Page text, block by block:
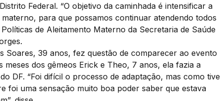
Federal. “O objetivo da caminhada é intensificar a
para que possamos continuar atendendo todos
de Aleitamento Materno da Secretaria de Saúde
Soares, 39 anos, fez questão de comparecer ao evento
dos gêmeos Erick e Theo, 7 anos, ela fazia a
DF. “Foi difícil o processo de adaptação, mas como tive
foi uma sensação muito boa poder saber que estava